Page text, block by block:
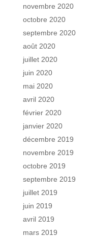
novembre 2020
octobre 2020
septembre 2020
août 2020
juillet 2020
juin 2020
mai 2020
avril 2020
février 2020
janvier 2020
décembre 2019
novembre 2019
octobre 2019
septembre 2019
juillet 2019
juin 2019
avril 2019
mars 2019